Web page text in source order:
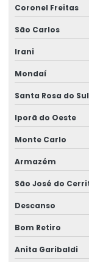
Análise de nitrito
Análise de
Análise nutricional
Análise de óleos
Análise de perfil
Análise de ph do
Análise em poço
Análise de poeiras
Análise de
Análise de poeiras
Coronel Freitas
São Carlos
Irani
Mondaí
Santa Rosa do Sul
Iporã do Oeste
Monte Carlo
Armazém
São José do
Descanso
Bom Retiro
Anita Garibaldi